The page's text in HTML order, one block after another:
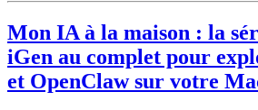
Mon IA à la maison : la
iGen au complet pour
et OpenClaw sur votre